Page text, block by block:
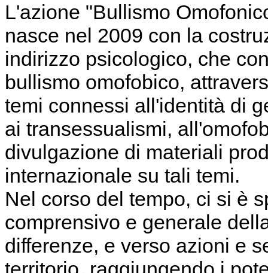
L'azione "Bullismo
nasce nel 2009 con la
indirizzo psicologico, che
bullismo omofobico,
temi connessi all'identità di
ai transessualismi,
divulgazione di materiali
internazionale su tali temi.
Nel corso del tempo, ci si è
comprensivo e generale
differenze, e verso azioni e